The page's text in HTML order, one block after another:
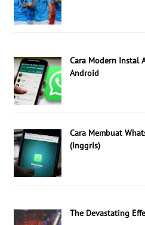
Cara Modern Instal
Android
Cara Membuat
(Inggris)
The Devastating